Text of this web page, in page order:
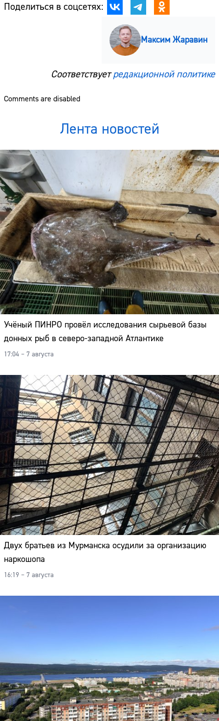
Поделиться в соцсетях:
Максим Жаравин
Соответствуетредакционной политике
Comments are disabled
Лента новостей
Учёный ПИНРО провёл исследования сырьевой базы
донных рыб в северо-западной Атлантике
17:04 – 7 августа
Двух братьев из Мурманска осудили за организацию
наркошопа
16:19 – 7 августа